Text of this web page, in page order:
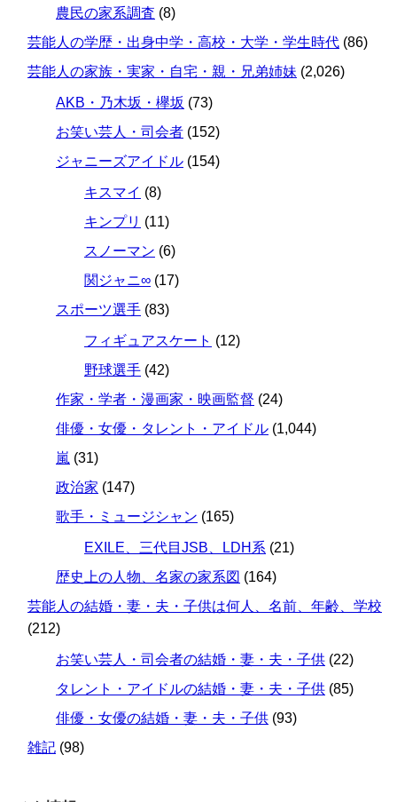
農民の家系調査 (8)
芸能人の学歴・出身中学・高校・大学・学生時代 (86)
芸能人の家族・実家・自宅・親・兄弟姉妹 (2,026)
AKB・乃木坂・欅坂 (73)
お笑い芸人・司会者 (152)
ジャニーズアイドル (154)
キスマイ (8)
キンプリ (11)
スノーマン (6)
関ジャニ∞ (17)
スポーツ選手 (83)
フィギュアスケート (12)
野球選手 (42)
作家・学者・漫画家・映画監督 (24)
俳優・女優・タレント・アイドル (1,044)
嵐 (31)
政治家 (147)
歌手・ミュージシャン (165)
EXILE、三代目JSB、LDH系 (21)
歴史上の人物、名家の家系図 (164)
芸能人の結婚・妻・夫・子供は何人、名前、年齢、学校
(212)
お笑い芸人・司会者の結婚・妻・夫・子供 (22)
タレント・アイドルの結婚・妻・夫・子供 (85)
俳優・女優の結婚・妻・夫・子供 (93)
雑記 (98)